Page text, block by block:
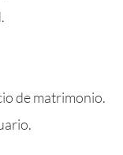
de matrimonio.